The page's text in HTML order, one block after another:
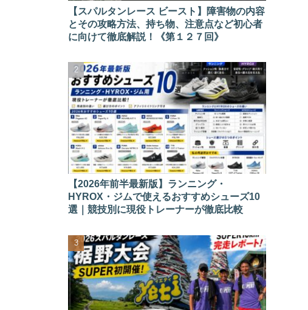
【スパルタンレース ビースト】障害物の内容
とその攻略方法、持ち物、注意点など初心者
に向けて徹底解説！《第１２７回》
【2026年前半最新版】ランニング・
HYROX・ジムで使えるおすすめシューズ10
選｜競技別に現役トレーナーが徹底比較